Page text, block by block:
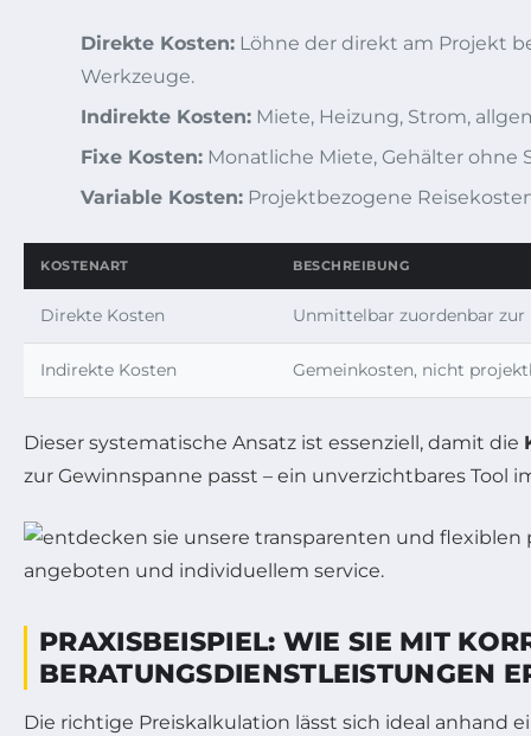
Direkte Kosten: Löhne der direkt am Projekt
Werkzeuge.
Indirekte Kosten: Miete, Heizung, Strom,
Fixe Kosten: Monatliche Miete, Gehälter
Variable Kosten: Projektbezogene
KOSTENART BESCHREIBUNG
Direkte Kosten Unmittelbar zuordenbar
Indirekte Kosten Gemeinkosten, nicht
Dieser systematische Ansatz ist essenziell, damit die
zur Gewinnspanne passt – ein unverzichtbares Tool
PRAXISBEISPIEL: WIE SIE MIT
BERATUNGSDIENSTLEISTUNGEN
Die richtige Preiskalkulation lässt sich ideal anhand